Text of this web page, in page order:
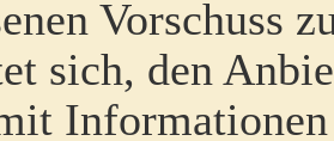
Vorschuss
sich, den